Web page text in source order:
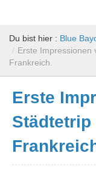
Du bist hier : Blue
/ Erste Impressionen
Frankreich.
Erste
Städtetrip